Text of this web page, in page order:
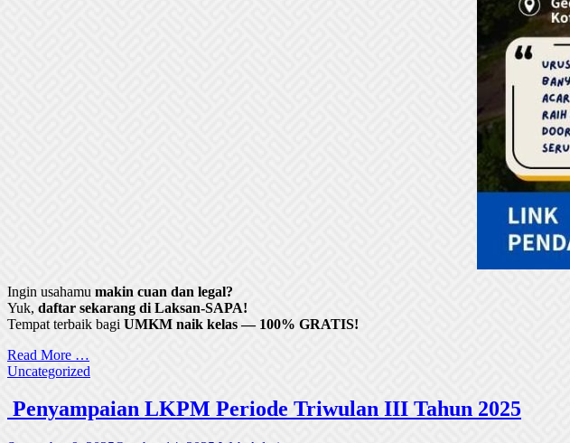
Ingin usahamu makin cuan dan legal?
Yuk, daftar sekarang di Laksan-SAPA!
Tempat terbaik bagi UMKM naik kelas — 100% GRATIS!
Read More …
Uncategorized
Penyampaian LKPM Periode Triwulan III Tahun 2025